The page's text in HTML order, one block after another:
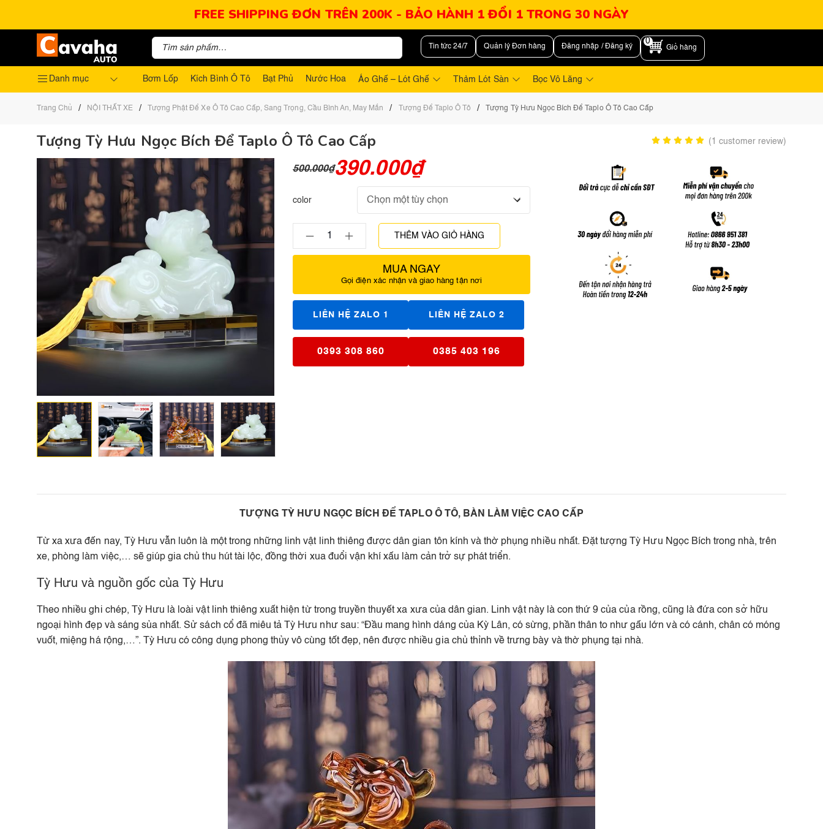
FREE SHIPPING ĐƠN TRÊN 200K - BẢO HÀNH 1 ĐỔI 1 TRONG 30 NGÀY
Tin tức 24/7 Quản lý Đơn hàng Đăng nhập / Đăng ký
0
Giỏ hàng
Danh mục Bơm Lốp Kích Bình Ô Tô Bạt Phủ Nước Hoa Áo Ghế – Lót Ghế Thảm Lót Sàn Bọc Vô Lăng
Trang Chủ / NỘI THẤT XE / Tượng Phật Để Xe Ô Tô Cao Cấp, Sang Trọng, Cầu Bình An, May Mắn / Tượng Để Taplo Ô Tô / Tượng Tỳ Hưu Ngọc Bích Để Taplo Ô Tô Cao Cấp
Tượng Tỳ Hưu Ngọc Bích Để Taplo Ô Tô Cao Cấp (1 customer review)
500.000₫390.000₫
color
THÊM VÀO GIỎ HÀNG
MUA NGAY
Gọi điện xác nhận và giao hàng tận nơi
LIÊN HỆ ZALO 1 LIÊN HỆ ZALO 2
0393 308 860 0385 403 196
TƯỢNG TỲ HƯU NGỌC BÍCH ĐỂ TAPLO Ô TÔ, BÀN LÀM VIỆC CAO CẤP
Từ xa xưa đến nay, Tỳ Hưu vẫn luôn là một trong những linh vật linh thiêng được dân gian tôn kính và thờ phụng nhiều nhất. Đặt tượng Tỳ Hưu Ngọc Bích trong nhà, trên
xe, phòng làm việc,… sẽ giúp gia chủ thu hút tài lộc, đồng thời xua đuổi vận khí xấu làm cản trở sự phát triển.
Tỳ Hưu và nguồn gốc của Tỳ Hưu
Theo nhiều ghi chép, Tỳ Hưu là loài vật linh thiêng xuất hiện từ trong truyền thuyết xa xưa của dân gian. Linh vật này là con thứ 9 của của rồng, cũng là đứa con sở hữu
ngoại hình đẹp và sáng sủa nhất. Sử sách cổ đã miêu tả Tỳ Hưu như sau: “Đầu mang hình dáng của Kỳ Lân, có sừng, phần thân to như gấu lớn và có cánh, chân có móng
vuốt, miệng há rộng,…”. Tỳ Hưu có công dụng phong thủy vô cùng tốt đẹp, nên được nhiều gia chủ thỉnh về trưng bày và thờ phụng tại nhà.